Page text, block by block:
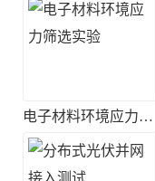
电子材料环境应力筛选实验